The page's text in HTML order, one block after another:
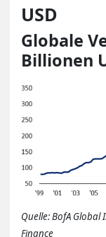
USD
Globale
Billionen
Quelle: BofA
Finance